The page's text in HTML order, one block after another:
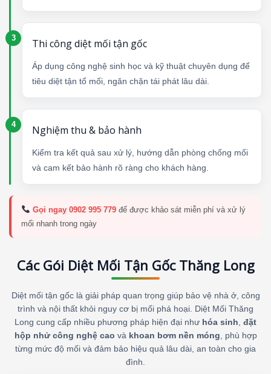
Thi công diệt mối tận gốc
Áp dụng công nghệ sinh học và kỹ thuật chuyên dụng để
tiêu diệt tận tổ mối, ngăn chặn tái phát lâu dài.
Nghiệm thu & bảo hành
Kiểm tra kết quả sau xử lý, hướng dẫn phòng chống mối
và cam kết bảo hành rõ ràng cho khách hàng.
Gọi ngay 0902 995 779để được khảo sát miễn phí và xử lý
mối nhanh trong ngày
Các Gói Diệt Mối Tận Gốc Thăng Long
Diệt mối tận gốc là giải pháp quan trọng giúp bảo vệ nhà ở, công
trình và nội thất khỏi nguy cơ bị mối phá hoại. Diệt Mối Thăng
Long cung cấp nhiều phương pháp hiện đại như hóa sinh đặt
hộp nhử công nghệ cao và khoan bơm nền móng , phù hợp
từng mức độ mối và đảm bảo hiệu quả lâu dài, an toàn cho gia
đình.